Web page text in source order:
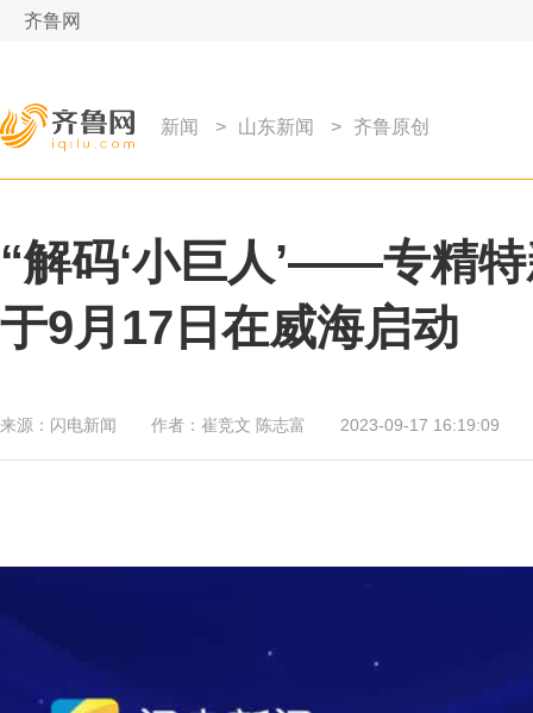
齐鲁网
新闻 > 山东新闻 > 齐鲁原创
“解码‘小巨人’——专精
于9月17日在威海启动
来源： 闪电新闻 作者： 崔竞文 陈志富 2023-09-17 16:19:09